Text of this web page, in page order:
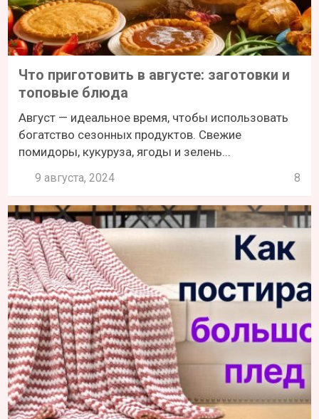
Что приготовить в августе: заготовки и
топовые блюда
Август — идеальное время, чтобы использовать
богатство сезонных продуктов. Свежие
помидоры, кукуруза, ягоды и зелень...
9 августа, 2024 8